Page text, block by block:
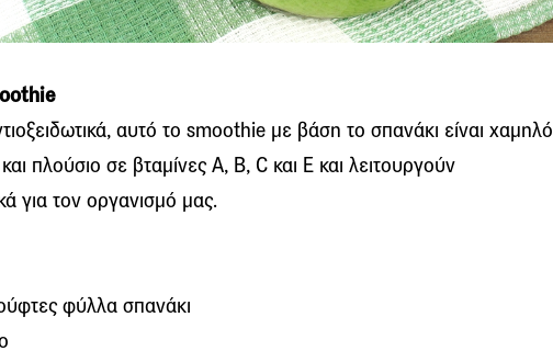
αυτό το smoothie με βάση το σπανάκι είναι χαμηλό
πλούσιο σε βταμίνες Α, Β, C και Ε και λειτουργούν
για τον οργανισμό μας.
φύλλα σπανάκι